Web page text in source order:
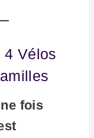
4 Vélos
fois